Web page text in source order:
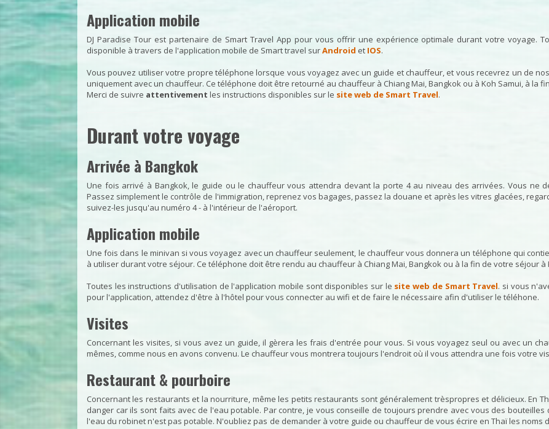
Application mobile
DJ Paradise Tour est partenaire de Smart Travel App pour vous offrir une expérience optimale durant votre voyage.
disponible à travers de l'application mobile de Smart travel surAndroidetIOS.
Vous pouvez utiliser votre propre téléphone lorsque vous voyagez avec un guide et chauffeur, et vous recevrez un de
uniquement avec un chauffeur. Ce téléphone doit être retourné au chauffeur à Chiang Mai, Bangkok ou à Koh Samui, à la
Merci de suivreattentivementles instructions disponibles sur lesite web de Smart Travel.
Durant votre voyage
Arrivée à Bangkok
Une fois arrivé à Bangkok, le guide ou le chauffeur vous attendra devant la porte 4 au niveau des arrivées. Vous ne
Passez simplement le contrôle de l'immigration, reprenez vos bagages, passez la douane et après les vitres glacées,
suivez-les jusqu'au numéro 4 - à l'intérieur de l'aéroport.
Application mobile
Une fois dans le minivan si vous voyagez avec un chauffeur seulement, le chauffeur vous donnera un téléphone qui
à utiliser durant votre séjour. Ce téléphone doit être rendu au chauffeur à Chiang Mai, Bangkok ou à la fin de votre séjour à
Toutes les instructions d'utilisation de l'application mobile sont disponibles sur lesite web de Smart Travel. si vous
pour l'application, attendez d'être à l'hôtel pour vous connecter au wifi et de faire le nécessaire afin d'utiliser le téléhone.
Visites
Concernant les visites, si vous avez un guide, il gèrera les frais d'entrée pour vous. Si vous voyagez seul ou avec un
mêmes, comme nous en avons convenu. Le chauffeur vous montrera toujours l'endroit où il vous attendra une fois votre
Restaurant & pourboire
Concernant les restaurants et la nourriture, même les petits restaurants sont généralement trèspropres et délicieux. En
danger car ils sont faits avec de l'eau potable. Par contre, je vous conseille de toujours prendre avec vous des
l'eau du robinet n'est pas potable. N'oubliez pas de demander à votre guide ou chauffeur de vous écrire en Thaï les